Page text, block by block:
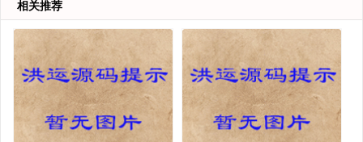
相关推荐